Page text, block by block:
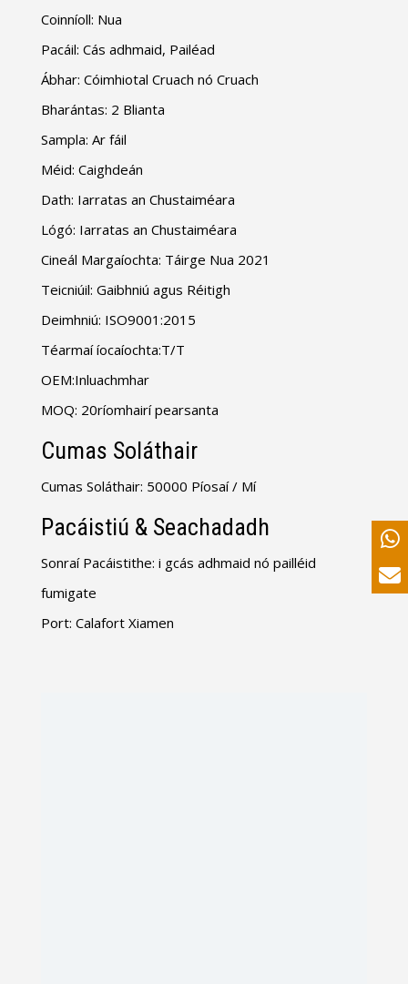
Coinníoll: Nua
Pacáil: Cás adhmaid, Pailéad
Ábhar: Cóimhiotal Cruach nó Cruach
Bharántas: 2 Blianta
Sampla: Ar fáil
Méid: Caighdeán
Dath: Iarratas an Chustaiméara
Lógó: Iarratas an Chustaiméara
Cineál Margaíochta: Táirge Nua 2021
Teicniúil: Gaibhniú agus Réitigh
Deimhniú: ISO9001:2015
Téarmaí íocaíochta:T/T
OEM:Inluachmhar
MOQ: 20ríomhairí pearsanta
Cumas Soláthair
Cumas Soláthair: 50000 Píosaí / Mí
Pacáistiú & Seachadadh
Sonraí Pacáistithe: i gcás adhmaid nó pailléid
fumigate
Port: Calafort Xiamen